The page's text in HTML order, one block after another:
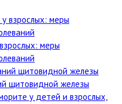
меры
щитовидной железы